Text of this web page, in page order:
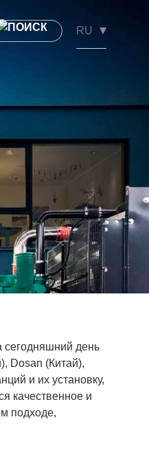
сегодняшний день
Dosan (Китай),
и их установку,
качественное и
подходе,